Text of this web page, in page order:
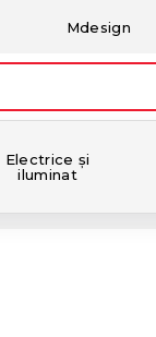
Mdesign
Electrice și
iluminat